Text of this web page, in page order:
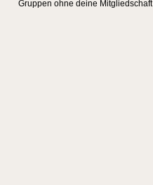
Gruppen ohne deine Mitgliedschaft